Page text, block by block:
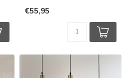
€55,95